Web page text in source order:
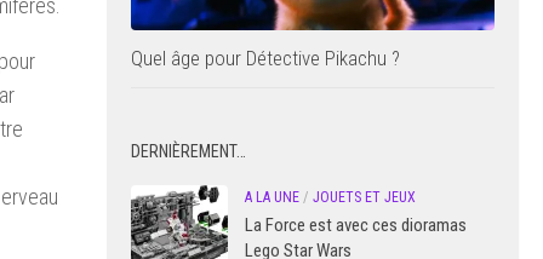
Quel âge pour Détective Pikachu ?
DERNIÈREMENT…
A LA UNE / JOUETS ET JEUX
La Force est avec ces dioramas
Lego Star Wars